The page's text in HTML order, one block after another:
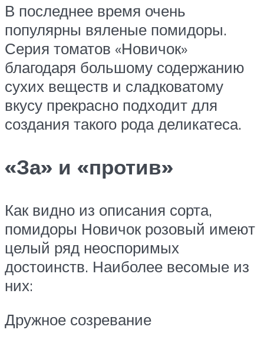
В последнее время очень
популярны вяленые помидоры.
Серия томатов «Новичок»
благодаря большому содержанию
сухих веществ и сладковатому
вкусу прекрасно подходит для
создания такого рода деликатеса.
«За» и «против»
Как видно из описания сорта,
помидоры Новичок розовый имеют
целый ряд неоспоримых
достоинств. Наиболее весомые из
них:
Дружное созревание